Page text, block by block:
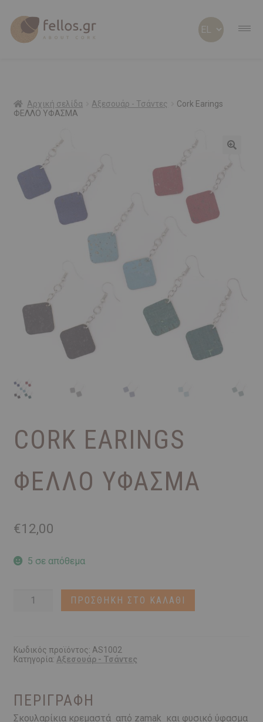
ABOUT US
ΦΕΛΛΟΣ Β2Β
Αρχική σελίδα Αξεσουάρ - Τσάντες
Cork Earings
ΦΕΛΛΟ ΥΦΑΣΜΑ
CORK EARINGS
ΦΕΛΛΟ ΥΦΑΣΜΑ
€12,00
5 σε απόθεμα
Earings
ποσότητα
ΠΡΟΣΘΉΚΗ ΣΤΟ ΚΑΛΆΘΙ
Κωδικός προϊόντος: AS1002
Κατηγορία: Αξεσουάρ - Τσάντες
ΠΕΡΙΓΡΑΦΉ
Σκουλαρίκια κρεμαστά από zamak και φυσικό ύφασμα